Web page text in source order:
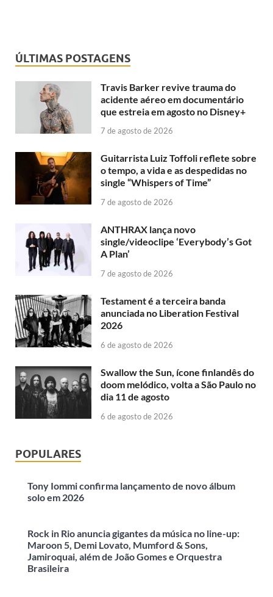
ÚLTIMAS POSTAGENS
Travis Barker revive trauma do
acidente aéreo em documentário
que estreia em agosto no Disney+
7 de agosto de 2026
Guitarrista Luiz Toffoli reflete sobre
o tempo, a vida e as despedidas no
single “Whispers of Time”
7 de agosto de 2026
ANTHRAX lança novo
single/videoclipe ‘Everybody’s Got
A Plan’
7 de agosto de 2026
Testament é a terceira banda
anunciada no Liberation Festival
2026
6 de agosto de 2026
Swallow the Sun, ícone finlandês do
doom melódico, volta a São Paulo no
dia 11 de agosto
6 de agosto de 2026
POPULARES
Tony Iommi confirma lançamento de novo álbum
solo em 2026
Rock in Rio anuncia gigantes da música no line-up:
Maroon 5, Demi Lovato, Mumford & Sons,
Jamiroquai, além de João Gomes e Orquestra
Brasileira